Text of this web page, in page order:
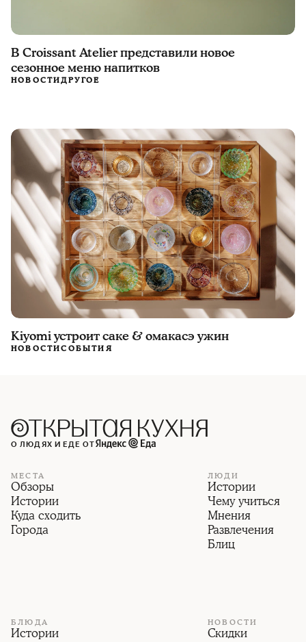
В Croissant Atelier представили новое
сезонное меню напитков
НОВОСТИДРУГОЕ
Kiyomi устроит саке & омакасэ ужин
НОВОСТИСОБЫТИЯ
О ЛЮДЯХ И ЕДЕ ОТ
МЕСТА
Обзоры
Истории
Куда сходить
Города
ЛЮДИ
Истории
Чему учиться
Мнения
Развлечения
Блиц
БЛЮДА
Истории
НОВОСТИ
Скидки